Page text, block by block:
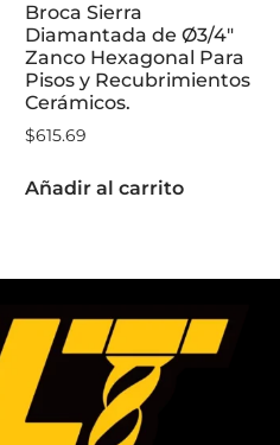
Broca Sierra
Diamantada de Ø3/4″
Zanco Hexagonal Para
Pisos y Recubrimientos
Cerámicos.
$615.69
Añadir al carrito